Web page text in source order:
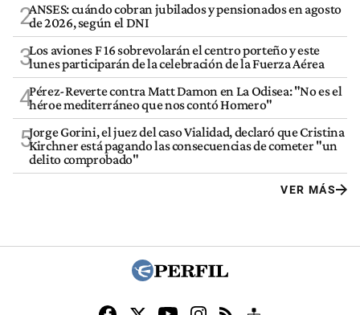
2ANSES: cuándo cobran jubilados y pensionados en agosto
de 2026, según el DNI
3Los aviones F 16 sobrevolarán el centro porteño y este
lunes participarán de la celebración de la Fuerza Aérea
4Pérez-Reverte contra Matt Damon en La Odisea: "No es el
héroe mediterráneo que nos contó Homero"
5Jorge Gorini, el juez del caso Vialidad, declaró que Cristina
Kirchner está pagando las consecuencias de cometer "un
delito comprobado"
VER MÁS